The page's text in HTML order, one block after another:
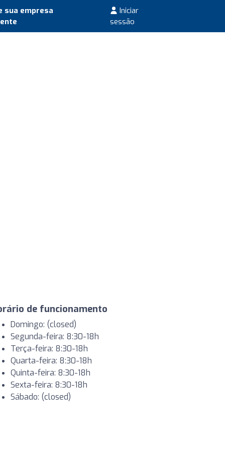
sua empresa
Iniciar
sessão
de funcionamento
Domingo: (closed)
Segunda-feira: 8:30-18h
Terça-feira: 8:30-18h
Quarta-feira: 8:30-18h
Quinta-feira: 8:30-18h
Sexta-feira: 8:30-18h
Sábado: (closed)